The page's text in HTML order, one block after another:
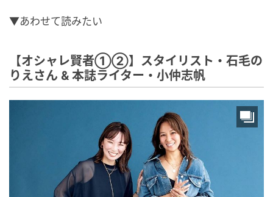
▼あわせて読みたい
【オシャレ賢者①②】スタイリスト・石毛の
りえさん & 本誌ライター・小仲志帆